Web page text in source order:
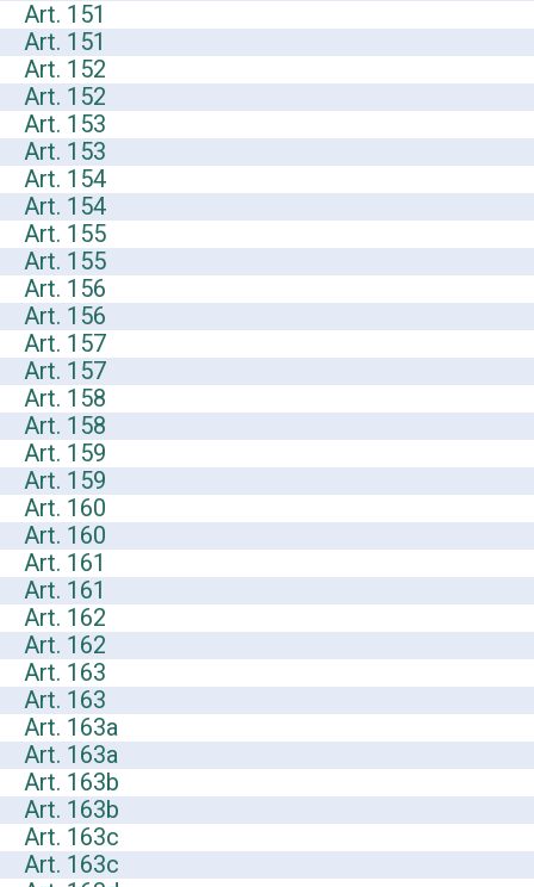
Art. 151
Art. 151
Art. 152
Art. 152
Art. 153
Art. 153
Art. 154
Art. 154
Art. 155
Art. 155
Art. 156
Art. 156
Art. 157
Art. 157
Art. 158
Art. 158
Art. 159
Art. 159
Art. 160
Art. 160
Art. 161
Art. 161
Art. 162
Art. 162
Art. 163
Art. 163
Art. 163a
Art. 163a
Art. 163b
Art. 163b
Art. 163c
Art. 163c